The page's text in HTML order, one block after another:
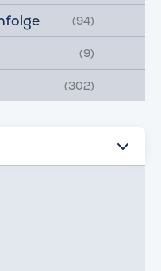
(94)
(9)
(302)